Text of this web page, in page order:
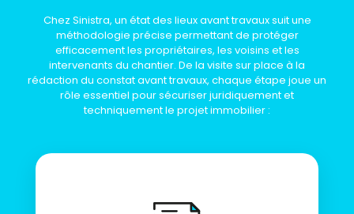
Chez Sinistra, un état des lieux avant travaux suit une
méthodologie précise permettant de protéger
efficacement les propriétaires, les voisins et les
intervenants du chantier. De la visite sur place à la
rédaction du constat avant travaux, chaque étape joue un
rôle essentiel pour sécuriser juridiquement et
techniquement le projet immobilier :